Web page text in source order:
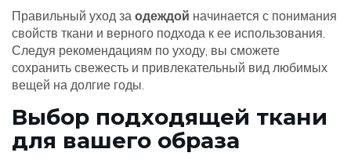
Правильный уход за одеждой начинается с понимания
свойств ткани и верного подхода к ее использования.
Следуя рекомендациям по уходу, вы сможете
сохранить свежесть и привлекательный вид любимых
вещей на долгие годы.
Выбор подходящей ткани
для вашего образа